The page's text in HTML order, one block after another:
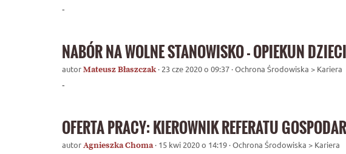
-
NABÓR NA WOLNE STANOWISKO - OPIEKUN
autorMateusz Błaszczak· 23 cze 2020 o 09:37 · Ochrona Środowiska > Kariera
-
OFERTA PRACY: KIEROWNIK REFERATU
autorAgnieszka Choma· 15 kwi 2020 o 14:19 · Ochrona Środowiska > Kariera